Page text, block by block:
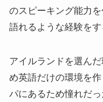
のスピーキング能力
語れるような経験をす
アイルランドを選ん
め英語だけの環境を
パにあるため憧れだ